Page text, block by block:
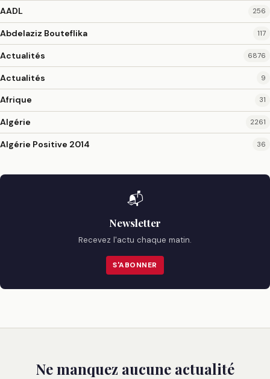
AADL 256
Abdelaziz Bouteflika 117
Actualités 6876
Actualités 9
Afrique 31
Algérie 2261
Algérie Positive 2014 36
📬
Newsletter
Recevez l'actu chaque matin.
S'ABONNER
Ne manquez aucune actualité